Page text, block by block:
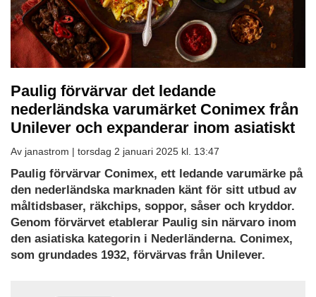
Paulig förvärvar det ledande
nederländska varumärket Conimex från
Unilever och expanderar inom asiatiskt
Av janastrom | torsdag 2 januari 2025 kl. 13:47
Paulig förvärvar Conimex, ett ledande varumärke på
den nederländska marknaden känt för sitt utbud av
måltidsbaser, räkchips, soppor, såser och kryddor.
Genom förvärvet etablerar Paulig sin närvaro inom
den asiatiska kategorin i Nederländerna. Conimex,
som grundades 1932, förvärvas från Unilever.